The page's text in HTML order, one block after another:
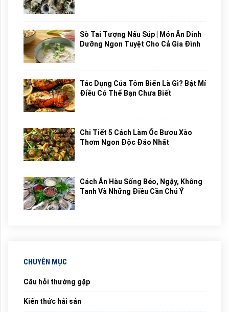
Sò Tai Tượng Nấu Súp | Món Ăn Dinh
Dưỡng Ngon Tuyệt Cho Cả Gia Đình
Tác Dụng Của Tôm Biển Là Gì? Bật Mí
Điều Có Thể Bạn Chưa Biết
Chi Tiết 5 Cách Làm Ốc Bươu Xào
Thơm Ngon Độc Đáo Nhất
Cách Ăn Hàu Sống Béo, Ngậy, Không
Tanh Và Những Điều Cần Chú Ý
CHUYÊN MỤC
Câu hỏi thường gặp
Kiến thức hải sản